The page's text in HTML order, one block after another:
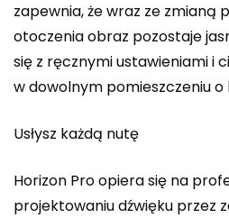
zapewnia, że ​​wraz ze zmianą
otoczenia obraz pozostaje
się z ręcznymi ustawieniami i
w dowolnym pomieszczeniu o
Usłysz każdą nutę
Horizon Pro opiera się na
projektowaniu dźwięku przez